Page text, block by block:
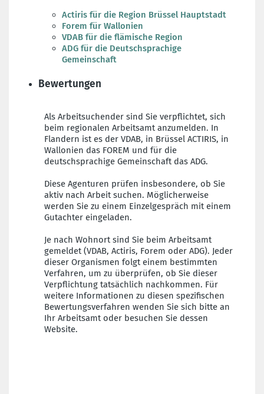
Actiris für die Region Brüssel Hauptstadt
Forem für Wallonien
VDAB für die flämische Region
ADG für die Deutschsprachige
Gemeinschaft
Bewertungen
Als Arbeitsuchender sind Sie verpflichtet, sich
beim regionalen Arbeitsamt anzumelden. In
Flandern ist es der VDAB, in Brüssel ACTIRIS, in
Wallonien das FOREM und für die
deutschsprachige Gemeinschaft das ADG.
Diese Agenturen prüfen insbesondere, ob Sie
aktiv nach Arbeit suchen. Möglicherweise
werden Sie zu einem Einzelgespräch mit einem
Gutachter eingeladen.
Je nach Wohnort sind Sie beim Arbeitsamt
gemeldet (VDAB, Actiris, Forem oder ADG). Jeder
dieser Organismen folgt einem bestimmten
Verfahren, um zu überprüfen, ob Sie dieser
Verpflichtung tatsächlich nachkommen. Für
weitere Informationen zu diesen spezifischen
Bewertungsverfahren wenden Sie sich bitte an
Ihr Arbeitsamt oder besuchen Sie dessen
Website.